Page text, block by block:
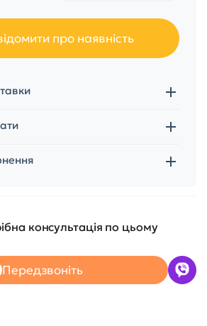
про наявність
консультація по цьому
Передзвоніть